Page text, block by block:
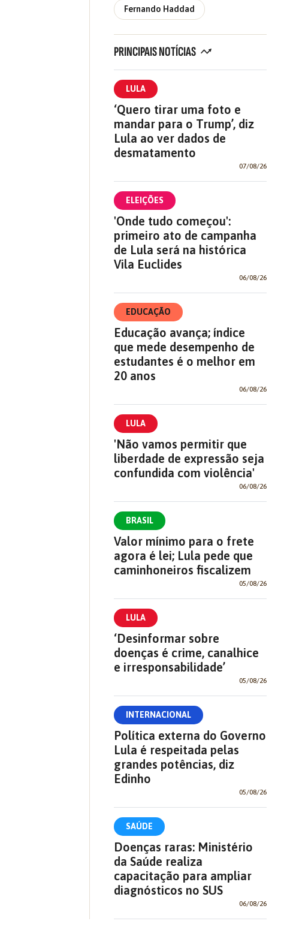
Fernando Haddad
PRINCIPAIS NOTÍCIAS
LULA
‘Quero tirar uma foto e
mandar para o Trump’, diz
Lula ao ver dados de
desmatamento
07/08/26
ELEIÇÕES
'Onde tudo começou':
primeiro ato de campanha
de Lula será na histórica
Vila Euclides
06/08/26
EDUCAÇÃO
Educação avança; índice
que mede desempenho de
estudantes é o melhor em
20 anos
06/08/26
LULA
'Não vamos permitir que
liberdade de expressão seja
confundida com violência'
06/08/26
BRASIL
Valor mínimo para o frete
agora é lei; Lula pede que
caminhoneiros fiscalizem
05/08/26
LULA
‘Desinformar sobre
doenças é crime, canalhice
e irresponsabilidade’
05/08/26
INTERNACIONAL
Política externa do Governo
Lula é respeitada pelas
grandes potências, diz
Edinho
05/08/26
SAÚDE
Doenças raras: Ministério
da Saúde realiza
capacitação para ampliar
diagnósticos no SUS
06/08/26